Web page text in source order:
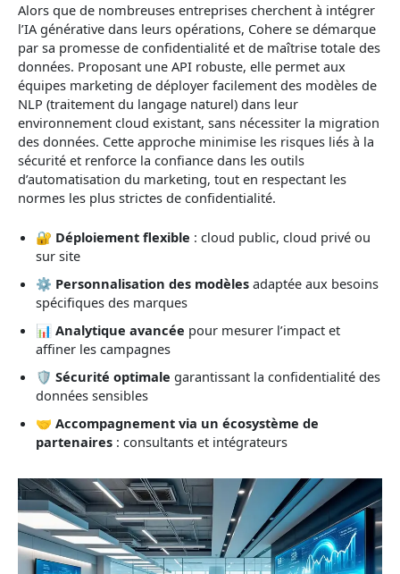
Alors que de nombreuses entreprises cherchent à intégrer
l’IA générative dans leurs opérations, Cohere se démarque
par sa promesse de confidentialité et de maîtrise totale des
données. Proposant une API robuste, elle permet aux
équipes marketing de déployer facilement des modèles de
NLP (traitement du langage naturel) dans leur
environnement cloud existant, sans nécessiter la migration
des données. Cette approche minimise les risques liés à la
sécurité et renforce la confiance dans les outils
d’automatisation du marketing, tout en respectant les
normes les plus strictes de confidentialité.
🔐 Déploiement flexible : cloud public, cloud privé ou
sur site
⚙️ Personnalisation des modèles adaptée aux besoins
spécifiques des marques
📊 Analytique avancée pour mesurer l’impact et
affiner les campagnes
🛡️ Sécurité optimale garantissant la confidentialité des
données sensibles
🤝 Accompagnement via un écosystème de
partenaires : consultants et intégrateurs